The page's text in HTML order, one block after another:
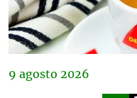
9 agosto 2026